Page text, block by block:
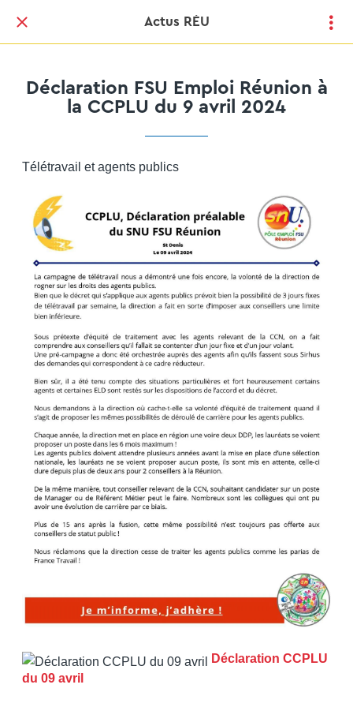
Actus RÉU
Déclaration FSU Emploi Réunion à
la CCPLU du 9 avril 2024
Télétravail et agents publics
Déclaration CCPLU
du 09 avril